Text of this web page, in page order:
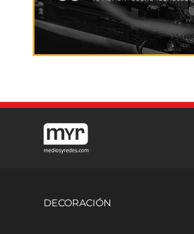
DECORACIÓN